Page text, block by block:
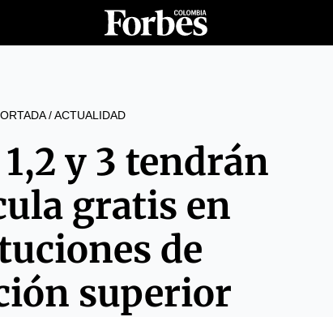
/ACTUALIDAD
y 3 tendrán
gratis en
de
superior